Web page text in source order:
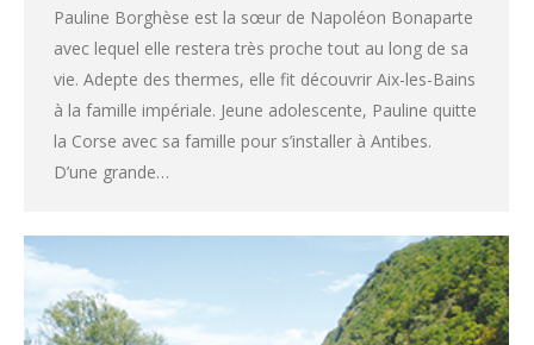
Pauline Borghèse est la sœur de Napoléon Bonaparte
avec lequel elle restera très proche tout au long de sa
vie. Adepte des thermes, elle fit découvrir Aix-les-Bains
à la famille impériale. Jeune adolescente, Pauline quitte
la Corse avec sa famille pour s’installer à Antibes.
D’une grande…